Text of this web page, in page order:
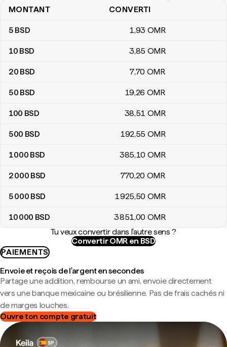
Table de conversion dollars bahaméens vers riyals omanis
MONTANT CONVERTI
5 BSD 1,93 OMR
10 BSD 3,85 OMR
20 BSD 7,70 OMR
50 BSD 19,26 OMR
100 BSD 38,51 OMR
500 BSD 192,55 OMR
1 000 BSD 385,10 OMR
2 000 BSD 770,20 OMR
5 000 BSD 1 925,50 OMR
10 000 BSD 3 851,00 OMR
Tu veux convertir dans l'autre sens ?
Convertir OMR en BSD
PAIEMENTS
Envoie et reçois de l'argent en secondes
Partage une addition, rembourse un ami, envoie directement
vers une banque mexicaine ou brésilienne. Pas de frais cachés ni
de marges louches.
Ouvre ton compte gratuit